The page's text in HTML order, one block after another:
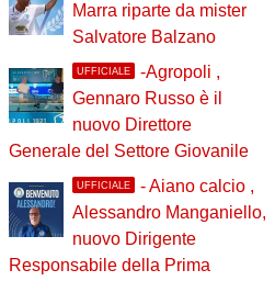
Marra riparte da mister
Salvatore Balzano
UFFICIALE
-Agropoli ,
Gennaro Russo è il
nuovo Direttore
Generale del Settore Giovanile
UFFICIALE
- Aiano calcio ,
Alessandro Manganiello,
nuovo Dirigente
Responsabile della Prima